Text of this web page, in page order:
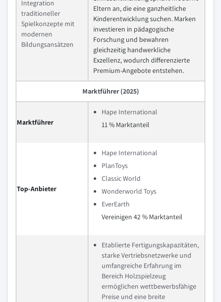
Integration
traditioneller
Spielkonzepte mit
modernen
Bildungsansätzen
Eltern an, die eine ganzheitliche
Kinderentwicklung suchen. Marken
investieren in pädagogische
Forschung und bewahren
gleichzeitig handwerkliche
Exzellenz, wodurch differenzierte
Premium-Angebote entstehen.
Marktführer (2025)
Marktführer
Hape International
11 % Marktanteil
Top-Anbieter
Hape International
PlanToys
Classic World
Wonderworld Toys
EverEarth
Vereinigen 42 % Marktanteil
Etablierte Fertigungskapazitäten,
starke Vertriebsnetzwerke und
umfangreiche Erfahrung im
Bereich Holzspielzeug
ermöglichen wettbewerbsfähige
Preise und eine breite